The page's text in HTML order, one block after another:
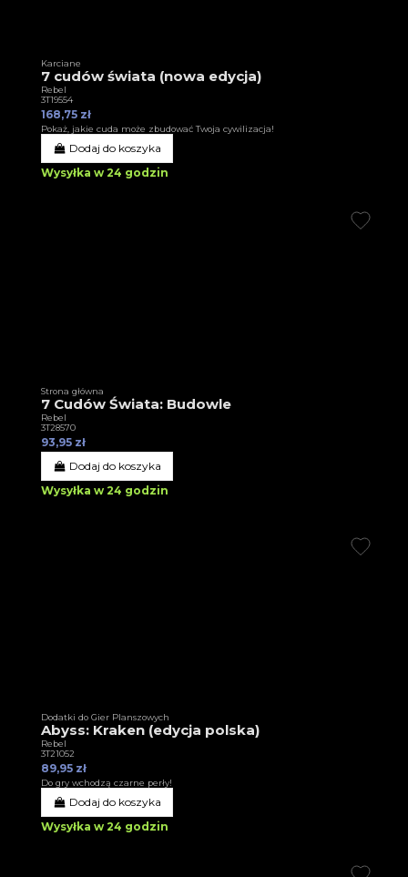
Karciane
7 cudów świata (nowa edycja)
Rebel
3T19554
168,75 zł
Pokaż, jakie cuda może zbudować Twoja cywilizacja!
Dodaj do koszyka
Wysyłka w 24 godzin
Strona główna
7 Cudów Świata: Budowle
Rebel
3T28570
93,95 zł
Dodaj do koszyka
Wysyłka w 24 godzin
Dodatki do Gier Planszowych
Abyss: Kraken (edycja polska)
Rebel
3T21052
89,95 zł
Do gry wchodzą czarne perły!
Dodaj do koszyka
Wysyłka w 24 godzin